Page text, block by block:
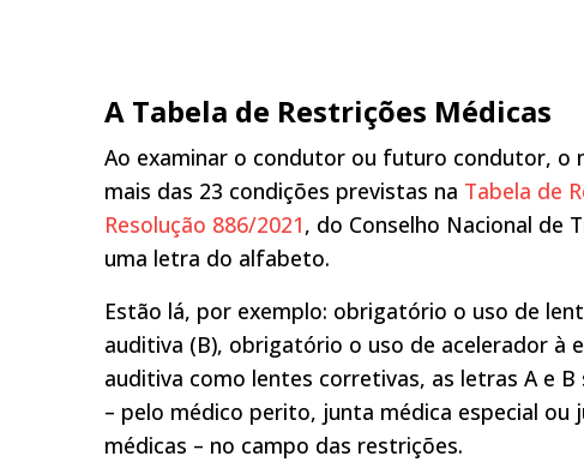
A Tabela de Restrições Médicas
Ao examinar o condutor ou futuro condutor, o
mais das 23 condições previstas na Tabela de
Resolução 886/2021, do Conselho Nacional de
uma letra do alfabeto.
Estão lá, por exemplo: obrigatório o uso de
auditiva (B), obrigatório o uso de acelerador à
auditiva como lentes corretivas, as letras A e
– pelo médico perito, junta médica especial
médicas – no campo das restrições.